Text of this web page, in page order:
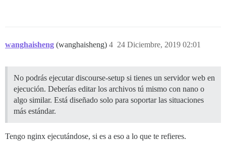
wanghaisheng (wanghaisheng) 24 Diciembre, 2019 02:01
4
No podrás ejecutar discourse-setup si tienes un servidor web en
ejecución. Deberías editar los archivos tú mismo con nano o
algo similar. Está diseñado solo para soportar las situaciones
más estándar.
Tengo nginx ejecutándose, si es a eso a lo que te refieres.